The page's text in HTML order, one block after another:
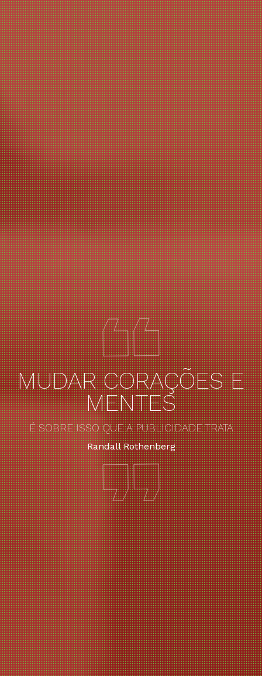
MUDAR CORAÇÕES E
MENTES
É SOBRE ISSO QUE A PUBLICIDADE TRATA
Randall Rothenberg